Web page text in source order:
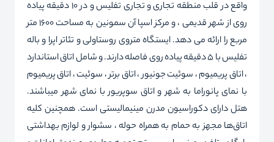
واقع در قلب منطقه تجاری و تجاری تفلیس و در 10 دقیقه پیاده
روی از شهر قدیمی ، و مرکز اسپا آن سمونین به مساحت 1600 متر
مربع را ارائه می دهد. ایستگاه متروی روستاولی و تئاتر اپرا و باله
تفلیس با 5 دقیقه پیاده روی فاصله دارند. و شامل اتاق استاندارد
، اتاق پریمیوم ، سوئیت جونیور ، اتاق برتر ، سوئیت ، اتاق پریمیوم
با نمای پانوراما به شهر و اتاق سوپریور با نمای شهر میباشند.
هتل دارای دکوراسیون مدرن مینیمالیستی است. همچنین کلیه
اتاق‌ها مجهز به حمام به همراه حوله ، سشوار و لوازم بهداشتی